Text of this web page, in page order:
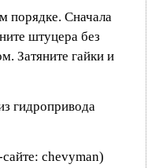
порядке. Сначала
штуцера без
Затяните гайки и
гидропривода
chevyman)